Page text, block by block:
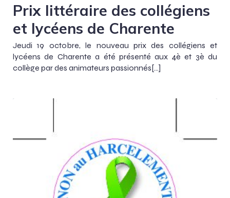
Prix littéraire des collégiens
et lycéens de Charente
Jeudi 19 octobre, le nouveau prix des collégiens et
lycéens de Charente a été présenté aux 4è et 3è du
collège par des animateurs passionnés[…]